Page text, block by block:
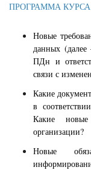
ПРОГРАММА КУРСА
Новые
данных (далее
ПДн и
связи с
Какие
в
Какие
организации?
Новые